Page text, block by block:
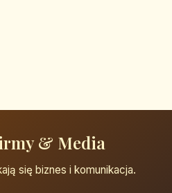
& Media
się biznes i komunikacja.